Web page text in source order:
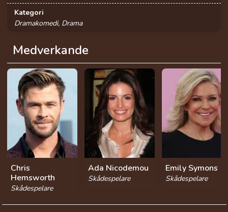
Medverkande
Chris
Hemsworth
Skådespelare
Ada Nicodemou
Skådespelare
Emily Symons
Skådespelare
Kategori
Dramakomedi, Drama